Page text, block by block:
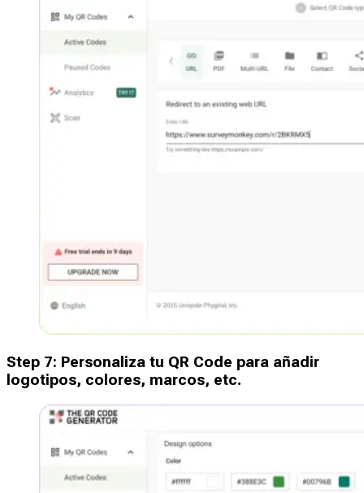
Step 7: Personaliza tu QR Code para añadir
logotipos, colores, marcos, etc.